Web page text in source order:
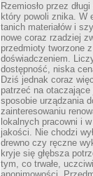
Rzemiosło przez
który powoli znika. W
tanich materiałów i
nowe coraz rzadziej
przedmioty tworzone
doświadczeniem.
dostępność, niska
Dziś jednak coraz
patrzeć na
sposobie urządzania
zainteresowaniu
lokalnych pracowni i
jakości. Nie chodzi
drewno czy ręczne
kryje się głębsza
tym, co trwałe,